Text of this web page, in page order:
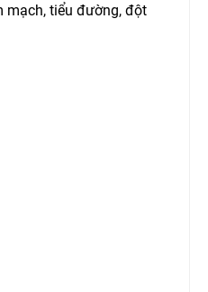
mạch, tiểu đường, đột